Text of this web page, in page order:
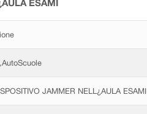
ESAMI
JAMMER NELL¿AULA ESAMI